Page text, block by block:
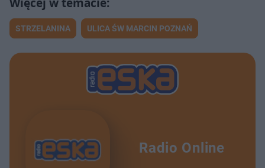
STRZELANINA ULICA ŚW MARCIN POZNAŃ
Radio Online